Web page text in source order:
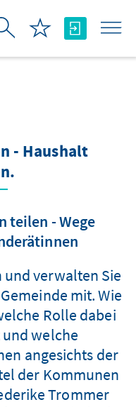
- Haushalt
teilen - Wege
verwalten Sie
mit. Wie
Rolle dabei
welche
angesichts der
der Kommunen
Trommer